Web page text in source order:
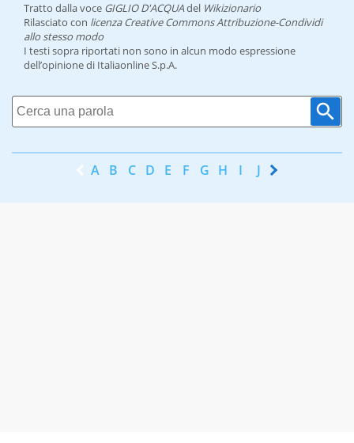
Tratto dalla voce GIGLIO D'ACQUAdel Wikizionario
Rilasciato con licenza Creative Commons Attribuzione-Condividi
allo stesso modo
I testi sopra riportati non sono in alcun modo espressione
dell’opinione di Italiaonline S.p.A.
A B C D E F G H I J K